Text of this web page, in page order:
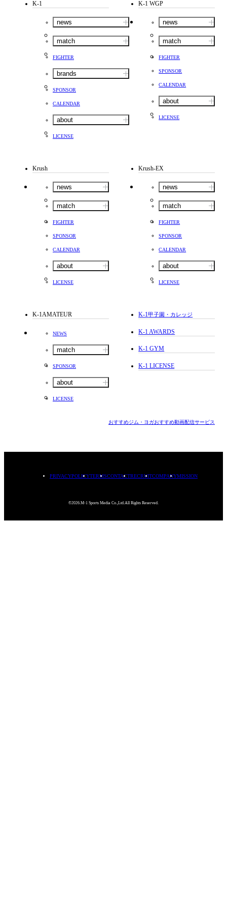
K-1
news
match
FIGHTER
brands
SPONSOR
CALENDAR
about
LICENSE
K-1 WGP
news
match
FIGHTER
SPONSOR
CALENDAR
about
LICENSE
Krush
news
match
FIGHTER
SPONSOR
CALENDAR
about
LICENSE
Krush-EX
news
match
FIGHTER
SPONSOR
CALENDAR
about
LICENSE
K-1AMATEUR
NEWS
match
SPONSOR
about
LICENSE
K-1甲子園・カレッジ
K-1 AWARDS
K-1 GYM
K-1 LICENSE
おすすめジム・ヨガおすすめ動画配信サービス
PRIVACYPOLICYTERMSCONTACTRECRUITCOMPANYMISSION
©2026.M-1 Sports Media Co.,Ltd.All Rights Reserved.